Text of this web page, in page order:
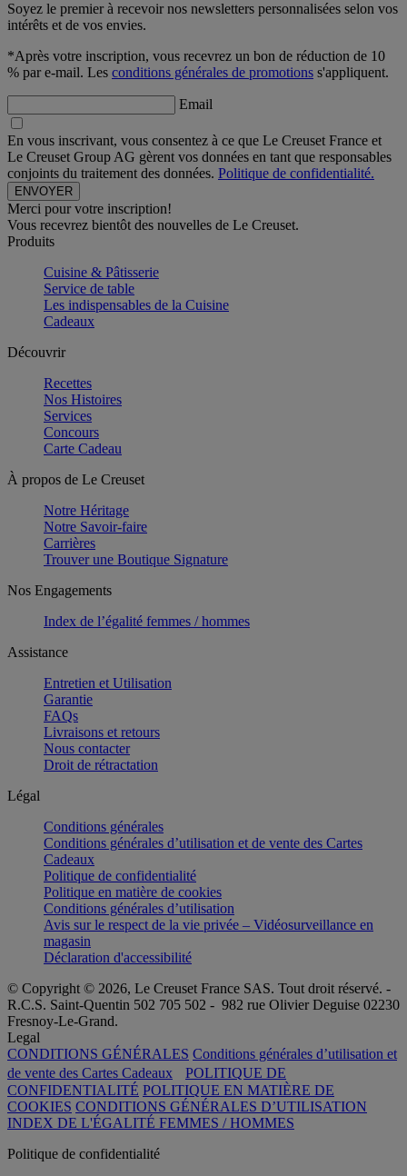
Soyez le premier à recevoir nos newsletters personnalisées selon vos
intérêts et de vos envies.
*Après votre inscription, vous recevrez un bon de réduction de 10
% par e-mail. Les conditions générales de promotions s'appliquent.
Email
En vous inscrivant, vous consentez à ce que Le Creuset France et
Le Creuset Group AG gèrent vos données en tant que responsables
conjoints du traitement des données. Politique de confidentialité.
Merci pour votre inscription!
Vous recevrez bientôt des nouvelles de Le Creuset.
Produits
Cuisine & Pâtisserie
Service de table
Les indispensables de la Cuisine
Cadeaux
Découvrir
Recettes
Nos Histoires
Services
Concours
Carte Cadeau
À propos de Le Creuset
Notre Héritage
Notre Savoir-faire
Carrières
Trouver une Boutique Signature
Nos Engagements
Index de l’égalité femmes / hommes
Assistance
Entretien et Utilisation
Garantie
FAQs
Livraisons et retours
Nous contacter
Droit de rétractation
Légal
Conditions générales
Conditions générales d’utilisation et de vente des Cartes
Cadeaux
Politique de confidentialité
Politique en matière de cookies
Conditions générales d’utilisation
Avis sur le respect de la vie privée – Vidéosurveillance en
magasin
Déclaration d'accessibilité
© Copyright © 2026, Le Creuset France SAS. Tout droit réservé. -
R.C.S. Saint-Quentin 502 705 502 - 982 rue Olivier Deguise 02230
Fresnoy-Le-Grand.
Legal
CONDITIONS GÉNÉRALES Conditions générales d’utilisation et
de vente des Cartes Cadeaux
POLITIQUE DE
CONFIDENTIALITÉ POLITIQUE EN MATIÈRE DE
COOKIES CONDITIONS GÉNÉRALES D’UTILISATION
INDEX DE L'ÉGALITÉ FEMMES / HOMMES
Politique de confidentialité